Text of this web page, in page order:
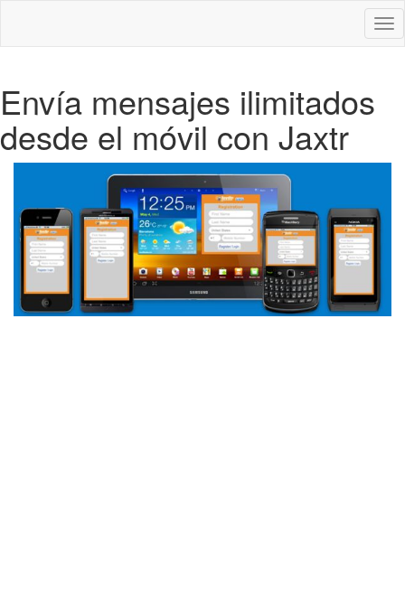
Envía mensajes ilimitados
desde el móvil con Jaxtr